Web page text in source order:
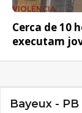
VIOLÊNCIA
Cerca de 10
executam
Bayeux - PB